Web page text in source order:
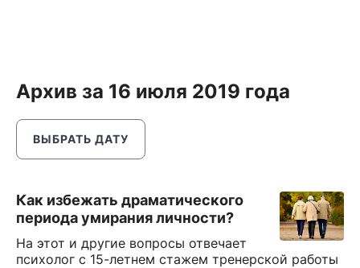
Архив за 16 июля 2019 года
ВЫБРАТЬ ДАТУ
Как избежать драматического
периода умирания личности?
На этот и другие вопросы отвечает
психолог с 15-летнем стажем тренерской работы